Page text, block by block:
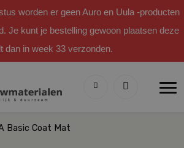
worden er geen Auro en Uula -producten
Je kunt je bestelling gewoon plaatsen deze
dan in week 33 verzonden.
Basic Coat Mat